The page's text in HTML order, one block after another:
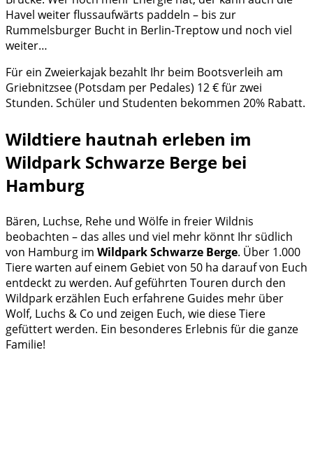
Havel weiter flussaufwärts paddeln – bis zur
Rummelsburger Bucht in Berlin-Treptow und noch viel
weiter…
Für ein Zweierkajak bezahlt Ihr beim Bootsverleih am
Griebnitzsee (Potsdam per Pedales) 12 € für zwei
Stunden. Schüler und Studenten bekommen 20% Rabatt.
Wildtiere hautnah erleben im
Wildpark Schwarze Berge bei
Hamburg
Bären, Luchse, Rehe und Wölfe in freier Wildnis
beobachten – das alles und viel mehr könnt Ihr südlich
von Hamburg im Wildpark Schwarze Berge. Über 1.000
Tiere warten auf einem Gebiet von 50 ha darauf von Euch
entdeckt zu werden. Auf geführten Touren durch den
Wildpark erzählen Euch erfahrene Guides mehr über
Wolf, Luchs & Co und zeigen Euch, wie diese Tiere
gefüttert werden. Ein besonderes Erlebnis für die ganze
Familie!